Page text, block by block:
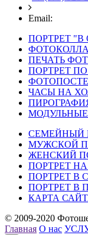
Email:
ПОРТРЕТ "В
ПЕЧАТЬ
ПОРТРЕТ
ЧАСЫ НА
СЕМЕЙНЫЙ
МУЖСКОЙ
ЖЕНСКИЙ
ПОРТРЕТ
ПОРТРЕТ В
ПОРТРЕТ В
КАРТА
© 2009-2020
Главная О нас